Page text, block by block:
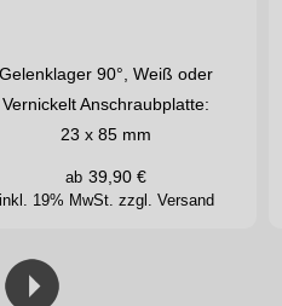
Gelenklager 90°, Weiß oder
Vernickelt Anschraubplatte:
23 x 85 mm
inkl. 19% MwSt. zzgl. Versand
ab 39,90 €